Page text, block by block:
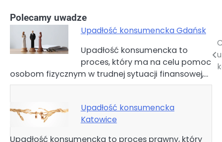
Polecamy uwadze
Upadłość konsumencka Gdańsk
Upadłość konsumencka to
proces, który ma na celu pomoc
osobom fizycznym w trudnej sytuacji finansowej,…
Upadłość konsumencka
Katowice
Upadłość konsumencka to proces prawny, który
Nawigacja